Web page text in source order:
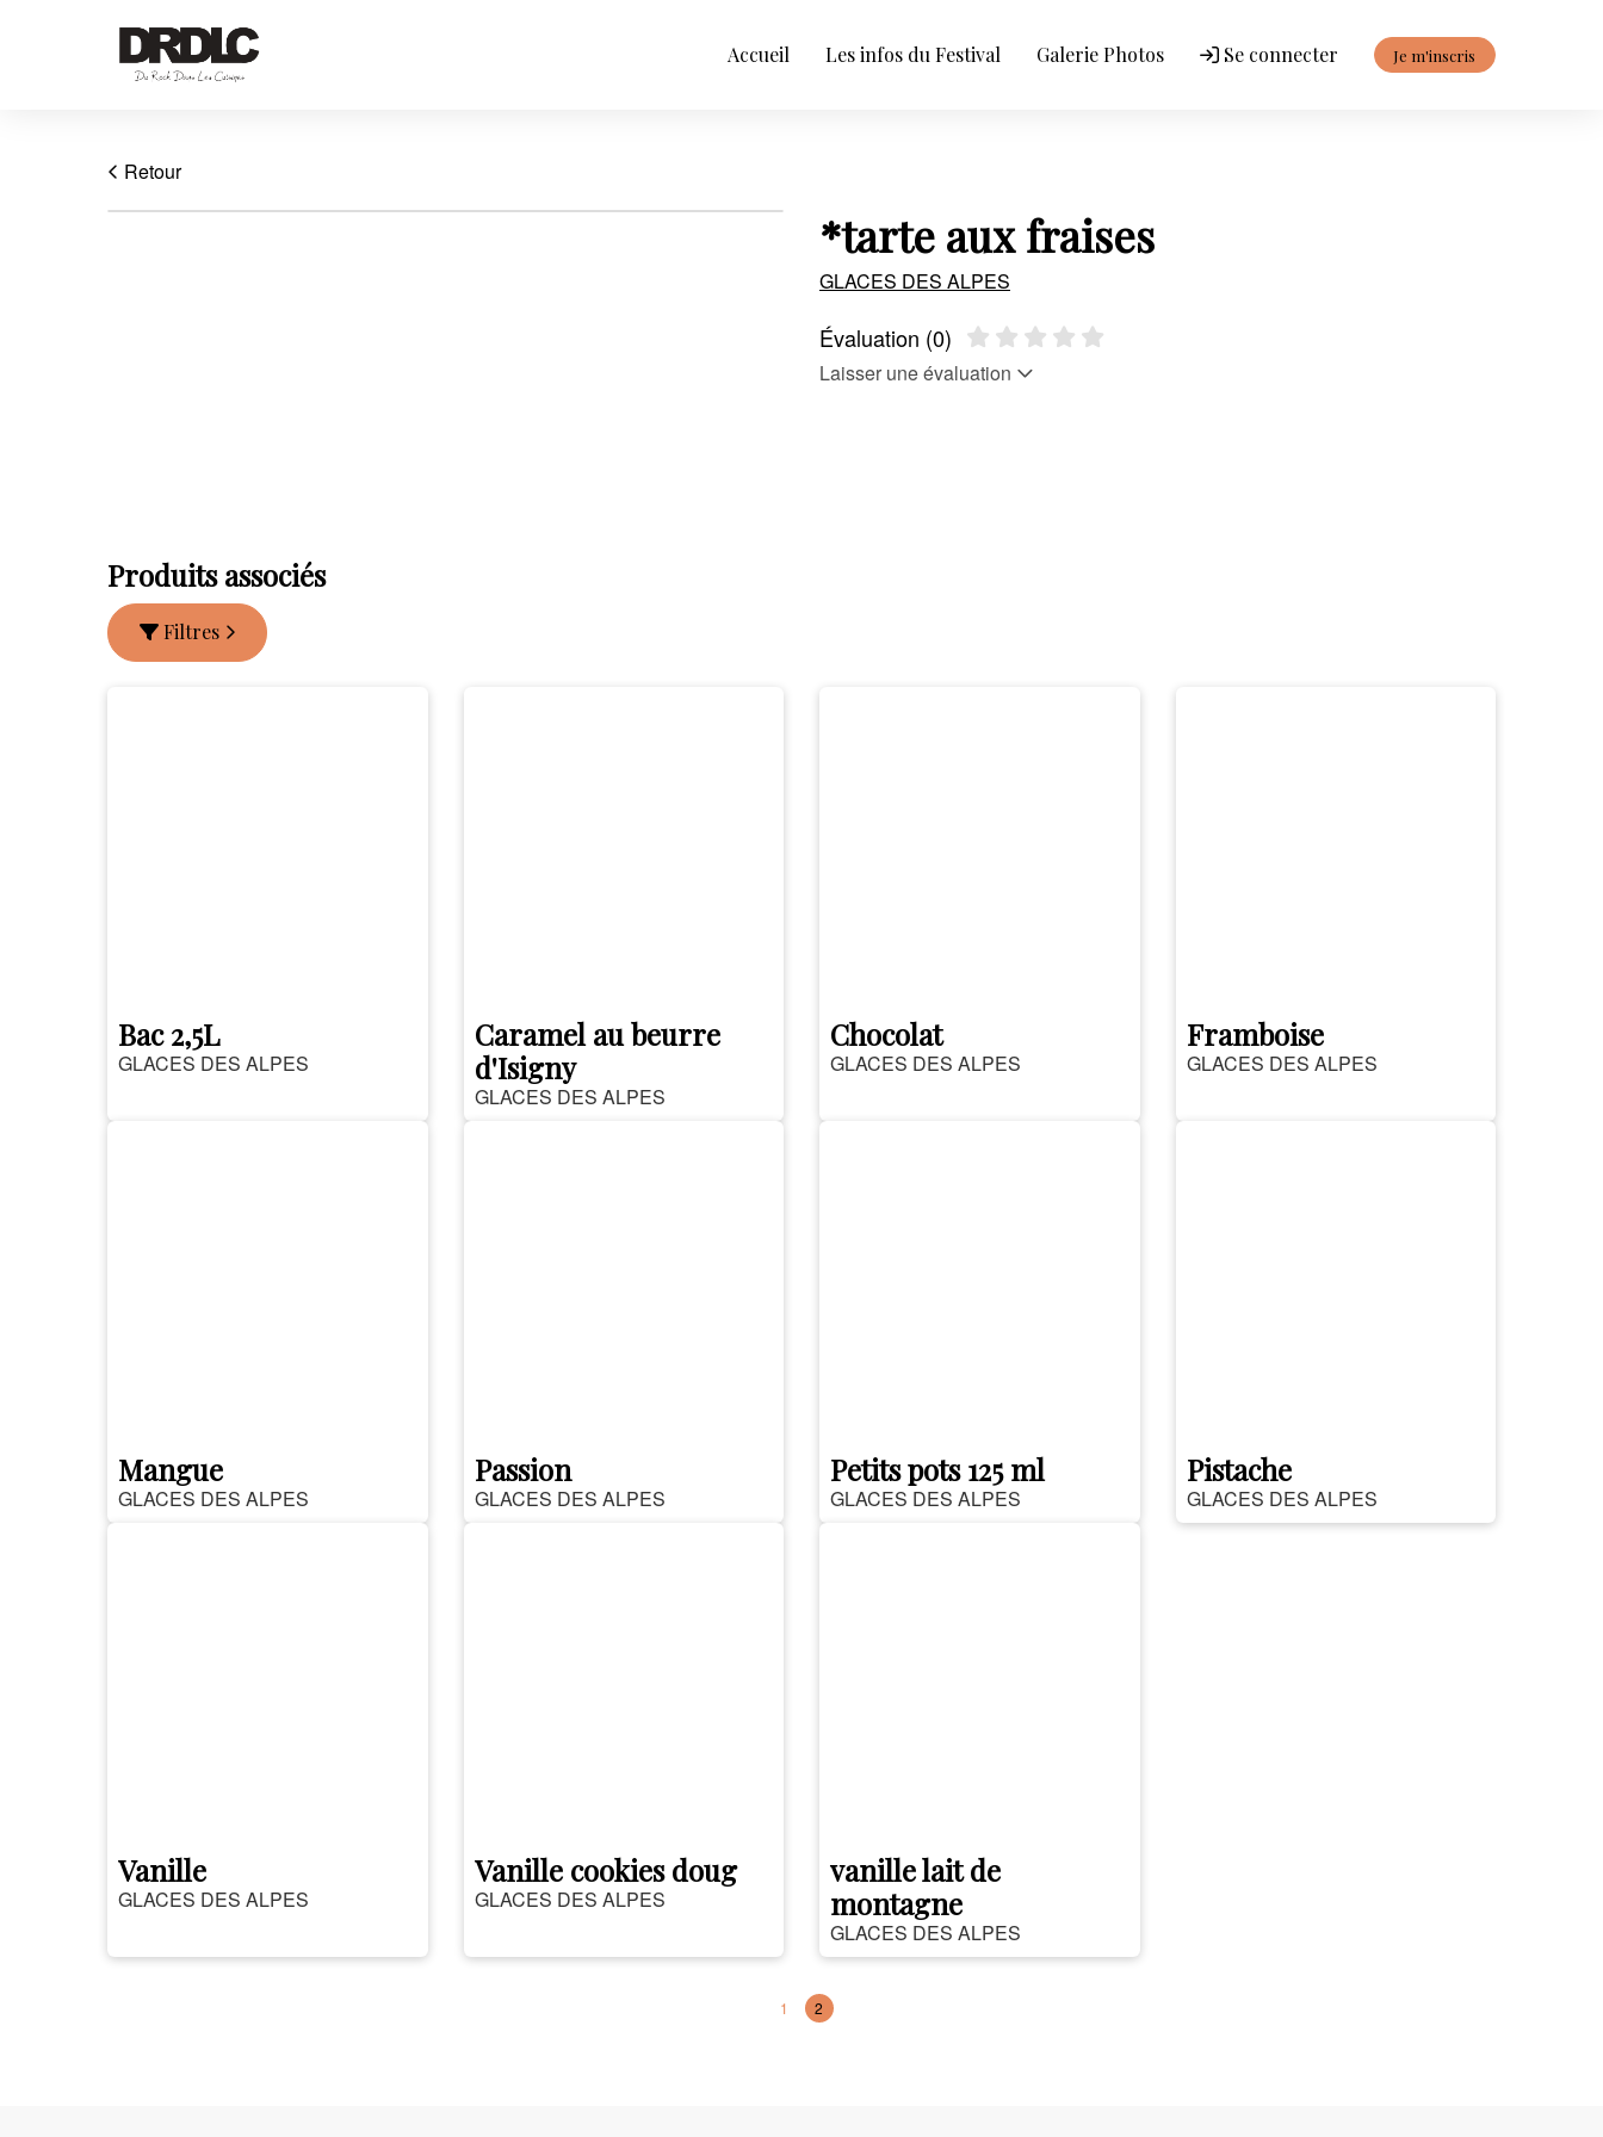
Accueil Les infos du Festival Galerie Photos Se connecter Je m'inscris
Retour
*tarte aux fraises
GLACES DES ALPES
Évaluation (0)
Laisser une évaluation
Produits associés
Filtres
Bac 2,5L
GLACES DES ALPES
Caramel au beurre
d'Isigny
GLACES DES ALPES
Chocolat
GLACES DES ALPES
Framboise
GLACES DES ALPES
Mangue
GLACES DES ALPES
Passion
GLACES DES ALPES
Petits pots 125 ml
GLACES DES ALPES
Pistache
GLACES DES ALPES
Vanille
GLACES DES ALPES
Vanille cookies doug
GLACES DES ALPES
vanille lait de
montagne
GLACES DES ALPES
1 2